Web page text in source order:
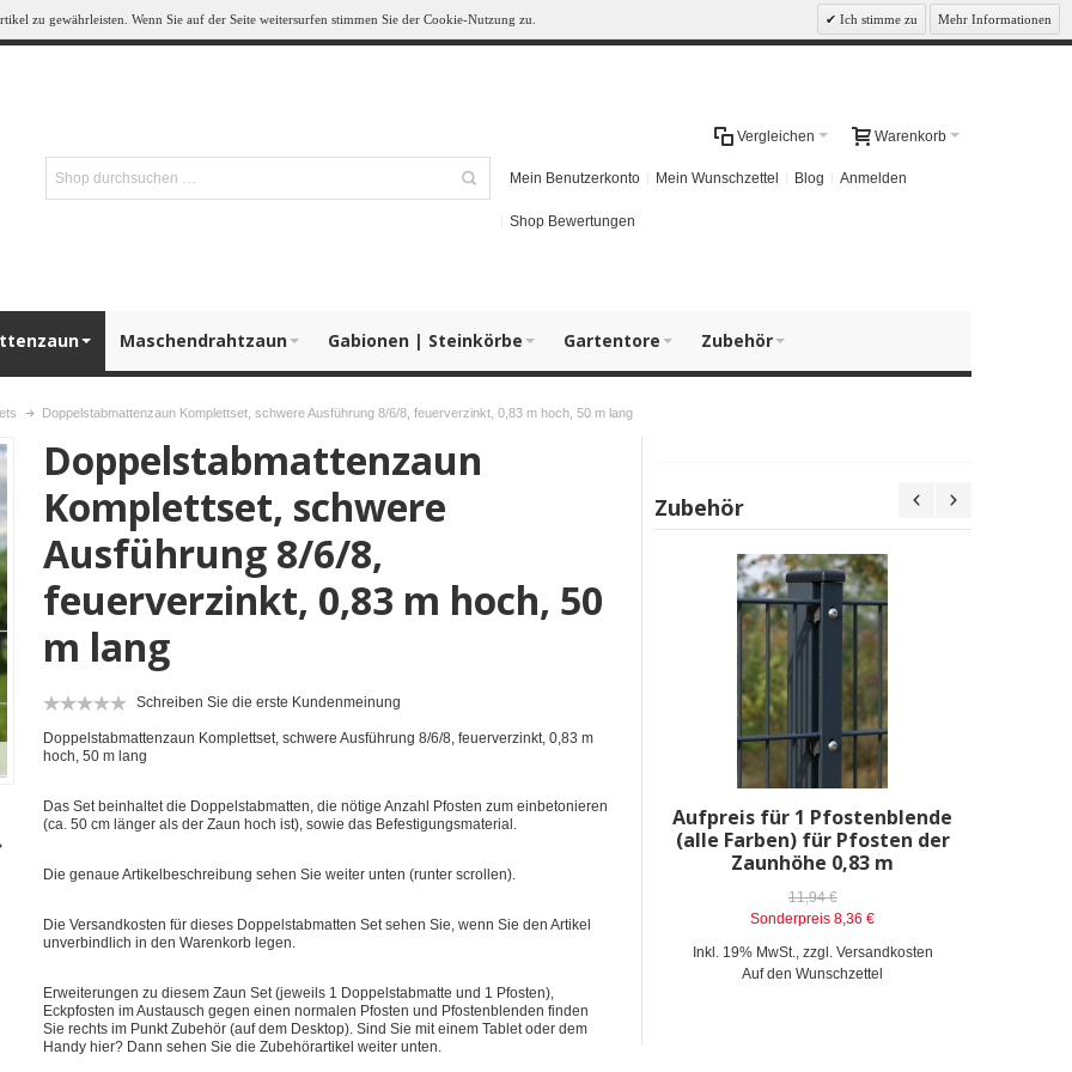
zu gewährleisten. Wenn Sie auf der Seite weitersurfen stimmen Sie der Cookie-Nutzung zu. Ich stimme zu Mehr Informationen
Warenkorb
Vergleichen
Mein Benutzerkonto Mein Wunschzettel Blog Anmelden
Shop Bewertungen
Maschendrahtzaun Gabionen | Steinkörbe Gartentore Zubehör
Doppelstabmattenzaun Komplettset, schwere Ausführung 8/6/8, feuerverzinkt, 0,83 m hoch, 50 m lang
Doppelstabmattenzaun
Komplettset, schwere
Ausführung 8/6/8,
feuerverzinkt, 0,83 m hoch, 50
m lang
Schreiben Sie die erste Kundenmeinung
Doppelstabmattenzaun Komplettset, schwere Ausführung 8/6/8, feuerverzinkt, 0,83 m
hoch, 50 m lang
Das Set beinhaltet die Doppelstabmatten, die nötige Anzahl Pfosten zum einbetonieren
(ca. 50 cm länger als der Zaun hoch ist), sowie das Befestigungsmaterial.
Die genaue Artikelbeschreibung sehen Sie weiter unten (runter scrollen).
Die Versandkosten für dieses Doppelstabmatten Set sehen Sie, wenn Sie den Artikel
unverbindlich in den Warenkorb legen.
Erweiterungen zu diesem Zaun Set (jeweils 1 Doppelstabmatte und 1 Pfosten),
Eckpfosten im Austausch gegen einen normalen Pfosten und Pfostenblenden finden
Sie rechts im Punkt Zubehör (auf dem Desktop). Sind Sie mit einem Tablet oder dem
Handy hier? Dann sehen Sie die Zubehörartikel weiter unten.
Zubehör
Aufpreis für 1 Pfostenblende
(alle Farben) für Pfosten der
Zaunhöhe 0,83 m
11,94 €
Sonderpreis 8,36 €
Inkl. 19% MwSt.
zzgl. Versandkosten
Auf den Wunschzettel